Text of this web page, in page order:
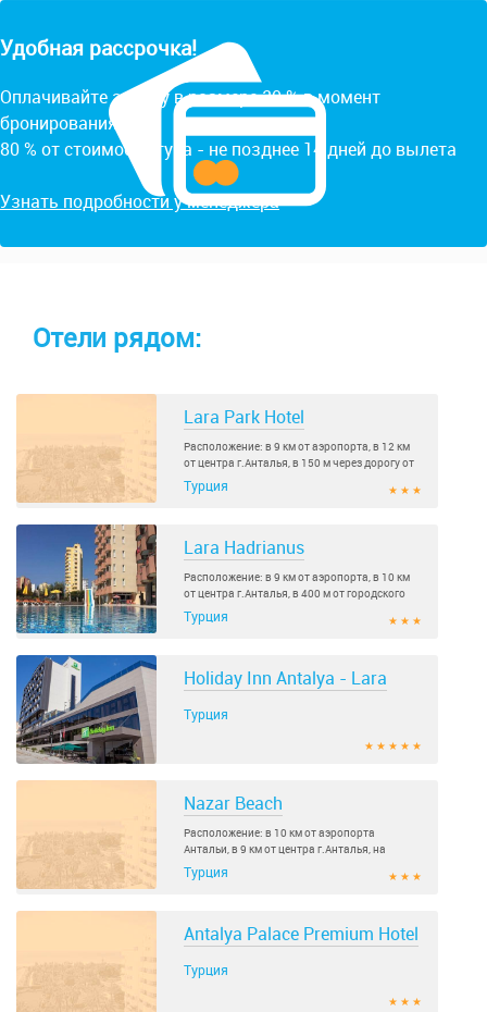
Удобная рассрочка!
Оплачивайте заявку в размере 20 % в момент
бронирования.
80 % от стоимости тура - не позднее 14 дней до вылета
Узнать подробности у менеджера
Отели рядом:
Lara Park Hotel
Расположение: в 9 км от аэропорта, в 12 км
от центра г.Анталья, в 150 м через дорогу от
городского пляжа..
Турция ★ ★ ★
Lara Hadrianus
Расположение: в 9 км от аэропорта, в 10 км
от центра г.Анталья, в 400 м от городского
пляжа и в 2..
Турция ★ ★ ★
Holiday Inn Antalya - Lara
Турция
★ ★ ★ ★ ★
Nazar Beach
Расположение: в 10 км от аэропорта
Антальи, в 9 км от центра г.Анталья, на
высоком берегу моря..
Турция ★ ★ ★
Antalya Palace Premium Hotel
Турция
★ ★ ★